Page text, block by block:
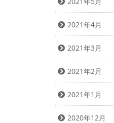
2021年4月
2021年3月
2021年2月
2021年1月
2020年12月